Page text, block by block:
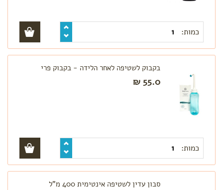
כמות:
בקבוק לשטיפה לאחר הלידה - בקבוק פרי
55.0 ₪
כמות:
סבון עדין לשטיפה אינטימית 400 מ"ל